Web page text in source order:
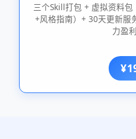
三个Skill打包 + 虚拟资料
+风格指南）+ 30天更新服
力盈